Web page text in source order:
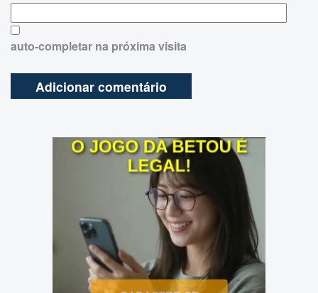
auto-completar na próxima visita